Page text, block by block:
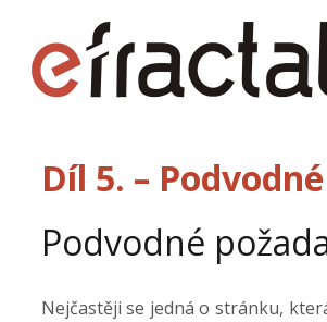
Díl 5. –
Podvodné
Nejčastěji se jedná o stránku,